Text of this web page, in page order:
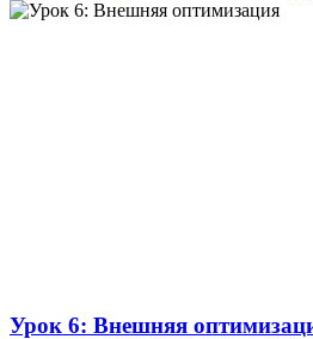
Урок 6: Внешняя